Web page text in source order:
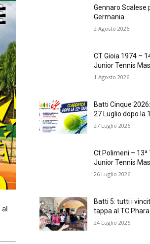
al
Gennaro Scalese
Germania
2 Agosto 2026
CT Gioia 1974 –
Junior Tennis
1 Agosto 2026
Batti Cinque
27 Luglio dopo la
27 Luglio 2026
Ct Polimeni – 13ª
Junior Tennis
26 Luglio 2026
Batti 5: tutti i
tappa al TC
24 Luglio 2026